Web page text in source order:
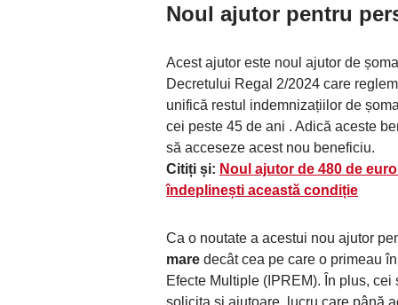
Noul ajutor pentru
Acest ajutor este noul ajutor de
Decretului Regal 2/2024 care
unifică restul indemnizațiilor de
cei peste 45 de ani . Adică aceste
să acceseze acest nou beneficiu.
Citiți și: Noul ajutor de 480 de
îndeplinești această condiție
Ca o noutate a acestui nou ajutor
mare decât cea pe care o primeau
Efecte Multiple (IPREM). În plus,
solicita și ajutoare, lucru care până